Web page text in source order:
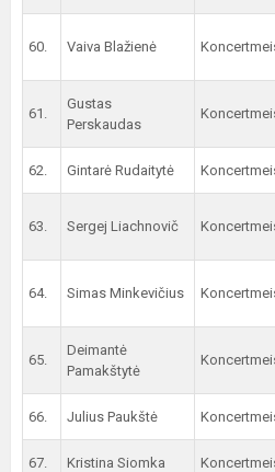
60. Vaiva Blažienė
61.
Gustas
Perskaudas
62. Gintarė Rudaitytė
63. Sergej Liachnovič
64. Simas Minkevičius
65.
Deimantė
Pamakštytė
66. Julius Paukštė
67. Kristina Siomka